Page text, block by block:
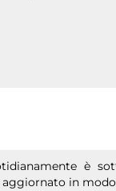
è
in